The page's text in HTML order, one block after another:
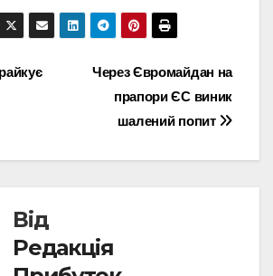
Через Євромайдан на
прапори ЄС виник
шалений попит
Від
Редакція